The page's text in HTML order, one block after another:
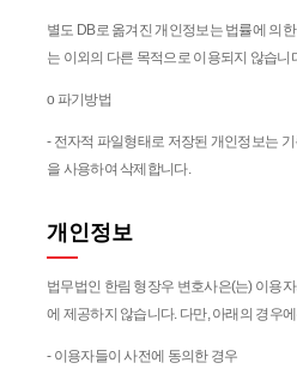
별도 DB로 옮겨진 개인정보는 법률에 의
는 이외의 다른 목적으로 이용되지 않습니
ο 파기방법
- 전자적 파일형태로 저장된 개인정보는
을 사용하여 삭제합니다.
개인정보
법무법인 한림 형장우 변호사은(는) 이용
에 제공하지 않습니다. 다만, 아래의 경우
- 이용자들이 사전에 동의한 경우